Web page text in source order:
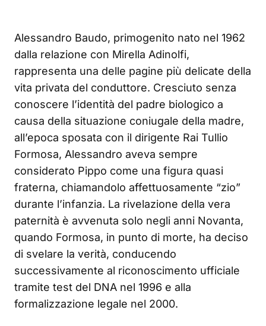
Alessandro Baudo, primogenito nato nel 1962
dalla relazione con Mirella Adinolfi,
rappresenta una delle pagine più delicate della
vita privata del conduttore. Cresciuto senza
conoscere l’identità del padre biologico a
causa della situazione coniugale della madre,
all’epoca sposata con il dirigente Rai Tullio
Formosa, Alessandro aveva sempre
considerato Pippo come una figura quasi
fraterna, chiamandolo affettuosamente “zio”
durante l’infanzia. La rivelazione della vera
paternità è avvenuta solo negli anni Novanta,
quando Formosa, in punto di morte, ha deciso
di svelare la verità, conducendo
successivamente al riconoscimento ufficiale
tramite test del DNA nel 1996 e alla
formalizzazione legale nel 2000.